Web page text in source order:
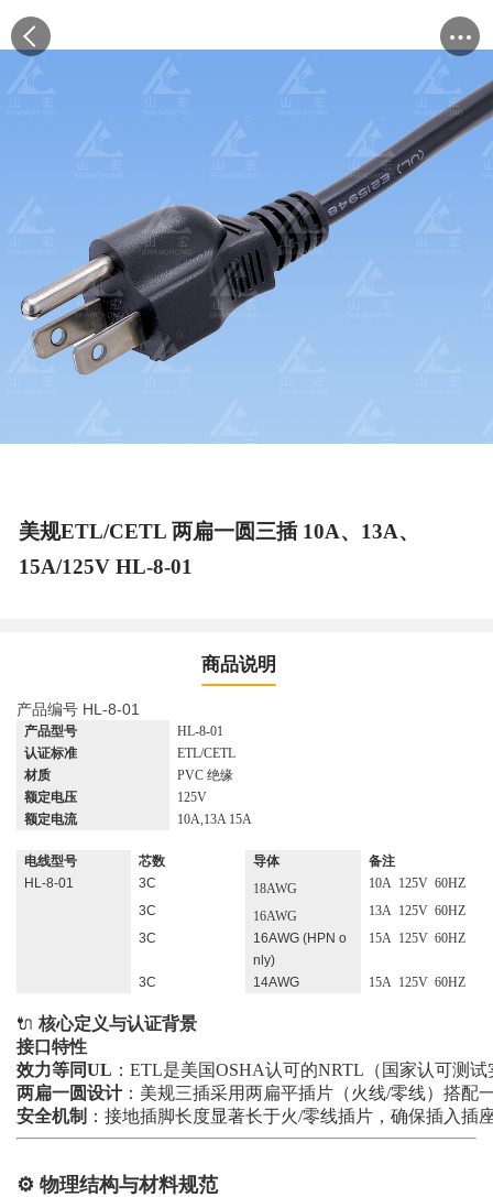
美规ETL/CETL 两扁一圆三插 10A、13A、
15A/125V HL-8-01
商品说明
产品编号 HL-8-01
产品型号
HL-8-01
认证标准
ETL/CETL
材质
PVC 绝缘
额定电压
125V
额定电流
10A,13A 15A
电线型号 芯数 导体
备注
HL-8-01
3C 18AWG
10A 125V 60HZ
3C
16AWG
13A 125V 60HZ
3C
16AWG (HPN o
nly)
15A 125V 60HZ
3C 14AWG 15A 125V 60HZ
🔌 核心定义与认证背景
接口特性
效力等同UL ：ETL是美国OSHA认可的NRTL（国家认可测
两扁一圆设计：美规三插采用两扁平插片（火线/零线）搭配
安全机制 ：接地插脚长度显著长于火/零线插片，确保插入插
⚙️ 物理结构与材料规范